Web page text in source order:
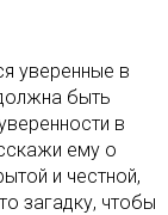
уверенные в
быть
в
ему о
и честной,
загадку, чтобы